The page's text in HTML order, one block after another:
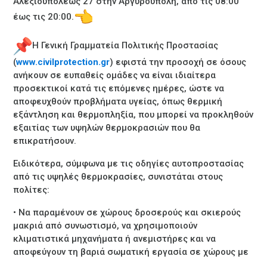
έως τις 20:00.
Η Γενική Γραμματεία Πολιτικής Προστασίας
(www.civilprotection.gr) εφιστά την προσοχή σε όσους
ανήκουν σε ευπαθείς ομάδες να είναι ιδιαίτερα
προσεκτικοί κατά τις επόμενες ημέρες, ώστε να
αποφευχθούν προβλήματα υγείας, όπως θερμική
εξάντληση και θερμοπληξία, που μπορεί να προκληθούν
εξαιτίας των υψηλών θερμοκρασιών που θα
επικρατήσουν.
Ειδικότερα, σύμφωνα με τις οδηγίες αυτοπροστασίας
από τις υψηλές θερμοκρασίες, συνιστάται στους
πολίτες:
• Να παραμένουν σε χώρους δροσερούς και σκιερούς
μακριά από συνωστισμό, να χρησιμοποιούν
κλιματιστικά μηχανήματα ή ανεμιστήρες και να
αποφεύγουν τη βαριά σωματική εργασία σε χώρους με